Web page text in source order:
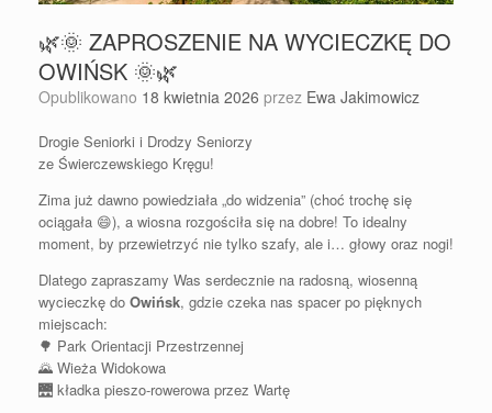
🌿🌞 ZAPROSZENIE NA WYCIECZKĘ DO
OWIŃSK 🌞🌿
Opublikowano 18 kwietnia 2026 przez Ewa Jakimowicz
Drogie Seniorki i Drodzy Seniorzy
ze Świerczewskiego Kręgu!
Zima już dawno powiedziała „do widzenia” (choć trochę się
ociągała 😄), a wiosna rozgościła się na dobre! To idealny
moment, by przewietrzyć nie tylko szafy, ale i… głowy oraz nogi!
Dlatego zapraszamy Was serdecznie na radosną, wiosenną
wycieczkę do Owińsk, gdzie czeka nas spacer po pięknych
miejscach:
🌳 Park Orientacji Przestrzennej
🌄 Wieża Widokowa
🌉 kładka pieszo-rowerowa przez Wartę